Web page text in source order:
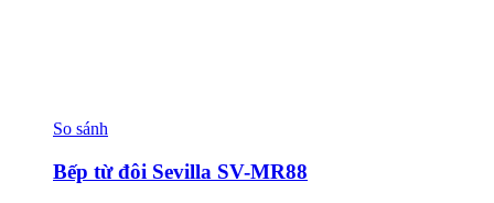
So sánh
Bếp từ đôi Sevilla SV-MR88